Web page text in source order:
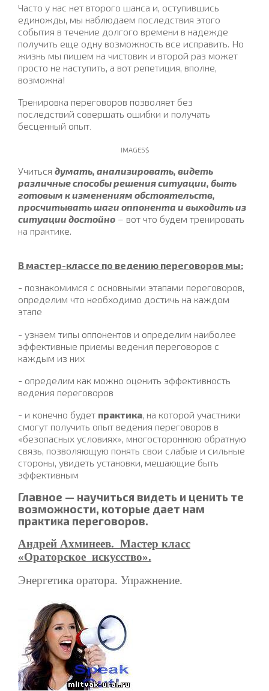
Часто у нас нет второго шанса и, оступившись
единожды, мы наблюдаем последствия этого
события в течение долгого времени в надежде
получить еще одну возможность все исправить. Но
жизнь мы пишем на чистовик и второй раз может
просто не наступить, а вот репетиция, вполне,
возможна!
Тренировка переговоров позволяет без
последствий совершать ошибки и получать
бесценный опыт
IMAGE5$
Учиться думать, анализировать, видеть
различные способы решения ситуации, быть
готовым к изменениям обстоятельств,
просчитывать шаги оппонента и выходить из
ситуации достойно – вот что будем тренировать
на практике.
В мастер-классе по ведению переговоров мы:
- познакомимся с основными этапами переговоров,
определим что необходимо достичь на каждом
этапе
- узнаем типы оппонентов и определим наиболее
эффективные приемы ведения переговоров с
каждым из них
- определим как можно оценить эффективность
ведения переговоров
- и конечно будет практика, на которой участники
смогут получить опыт ведения переговоров в
«безопасных условиях», многостороннюю обратную
связь, позволяющую понять свои слабые и сильные
стороны, увидеть установки, мешающие быть
эффективным
Главное — научиться видеть и ценить те
возможности, которые дает нам
практика переговоров.
Андрей Ахминеев. Мастер класс
«Ораторское искусство».
Энергетика оратора. Упражнение.